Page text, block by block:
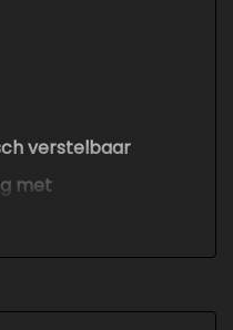
verstelbaar
met